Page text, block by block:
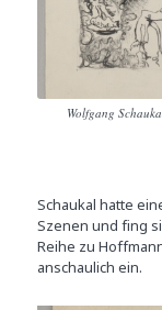
Wolfgang
Schaukal hatte
Szenen und fing
Reihe zu
anschaulich ein.